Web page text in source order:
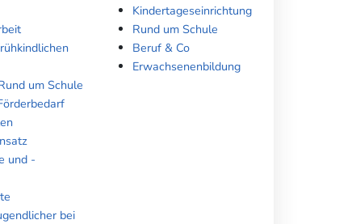
um Schule
und -
bei
Kindertageseinrichtung
Rund um Schule
Beruf & Co
Erwachsenenbildung